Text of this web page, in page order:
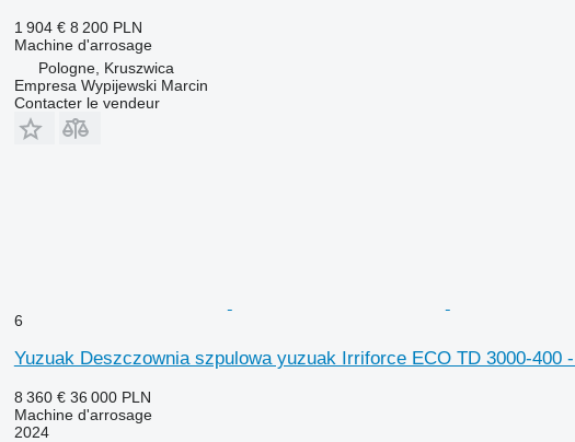
1 904 € 8 200 PLN
Machine d'arrosage
Pologne, Kruszwica
Empresa Wypijewski Marcin
Contacter le vendeur
6
Yuzuak Deszczownia szpulowa yuzuak Irriforce ECO TD 3000-400
8 360 € 36 000 PLN
Machine d'arrosage
2024